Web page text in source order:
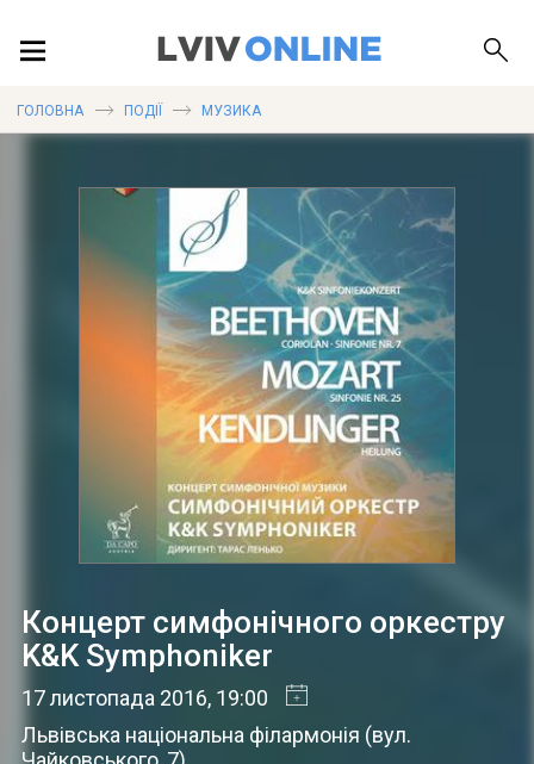
ПУБЛІКАЦІЇ
ГОЛОВНА ПОДІЇ МУЗИКА
Концерт симфонічного оркестру
K&K Symphoniker
17 листопада 2016, 19:00
Львівська національна філармонія (вул.